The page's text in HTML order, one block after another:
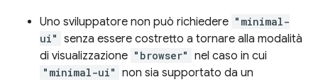
Uno sviluppatore non può richiedere "minimal-
ui" senza essere costretto a tornare alla modalità
di visualizzazione "browser" nel caso in cui
"minimal-ui" non sia supportato da un